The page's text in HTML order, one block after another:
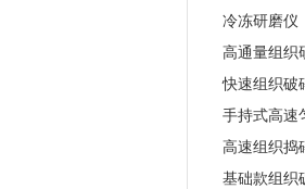
冷冻研磨仪
高通量组织
快速组织破
手持式高速
高速组织捣
基础款组织